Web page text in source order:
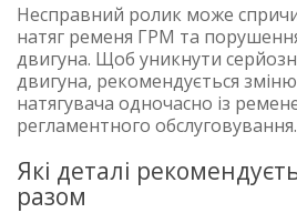
Несправний ролик може
натяг ременя ГРМ та
двигуна. Щоб уникнути
двигуна, рекомендується
натягувача одночасно із
регламентного обслуговування.
Які деталі
разом